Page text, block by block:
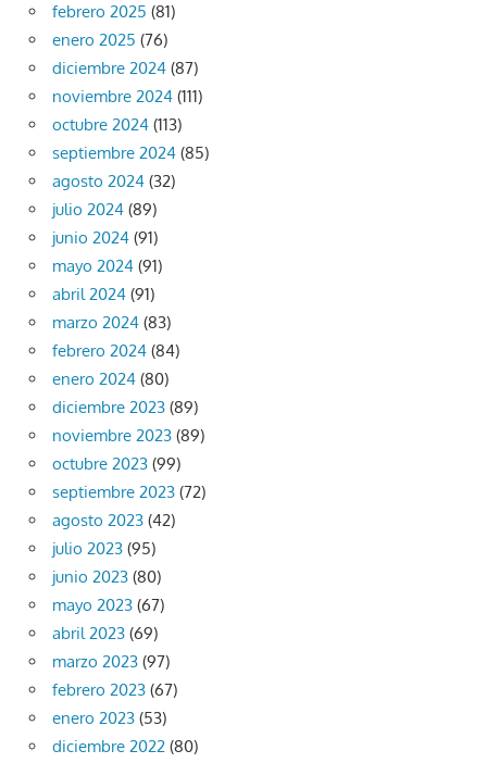
febrero 2025 (81)
enero 2025 (76)
diciembre 2024 (87)
noviembre 2024 (111)
octubre 2024 (113)
septiembre 2024 (85)
agosto 2024 (32)
julio 2024 (89)
junio 2024 (91)
mayo 2024 (91)
abril 2024 (91)
marzo 2024 (83)
febrero 2024 (84)
enero 2024 (80)
diciembre 2023 (89)
noviembre 2023 (89)
octubre 2023 (99)
septiembre 2023 (72)
agosto 2023 (42)
julio 2023 (95)
junio 2023 (80)
mayo 2023 (67)
abril 2023 (69)
marzo 2023 (97)
febrero 2023 (67)
enero 2023 (53)
diciembre 2022 (80)